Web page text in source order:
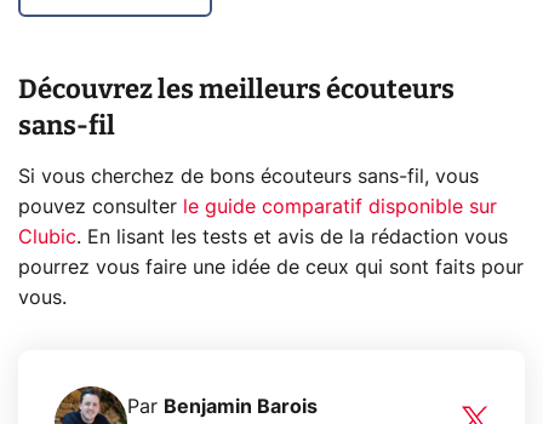
Découvrez les meilleurs écouteurs
sans-fil
Si vous cherchez de bons écouteurs sans-fil, vous
pouvez consulter le guide comparatif disponible sur
Clubic. En lisant les tests et avis de la rédaction vous
pourrez vous faire une idée de ceux qui sont faits pour
vous.
Par Benjamin Barois